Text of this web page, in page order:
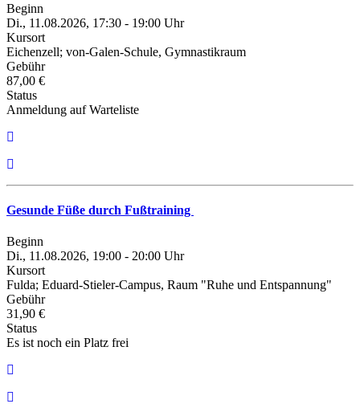
Beginn
Di., 11.08.2026, 17:30 - 19:00 Uhr
Kursort
Eichenzell; von-Galen-Schule, Gymnastikraum
Gebühr
87,00 €
Status
Anmeldung auf Warteliste
Gesunde Füße durch Fußtraining
Beginn
Di., 11.08.2026, 19:00 - 20:00 Uhr
Kursort
Fulda; Eduard-Stieler-Campus, Raum "Ruhe und Entspannung"
Gebühr
31,90 €
Status
Es ist noch ein Platz frei